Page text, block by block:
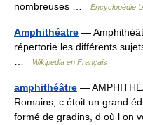
nombreuses …
Encyclopédie
Amphithéatre —
répertorie les différents
Wikipédia en Français
amphithéâtre —
Romains, c étoit un grand
formé de gradins, d où l on